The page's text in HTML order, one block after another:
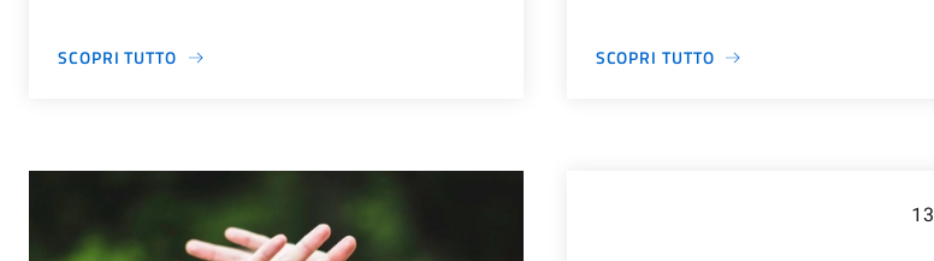
SCOPRI TUTTO SCOPRI TUTTO